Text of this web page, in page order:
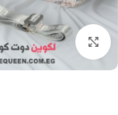
اضغط للتكبير